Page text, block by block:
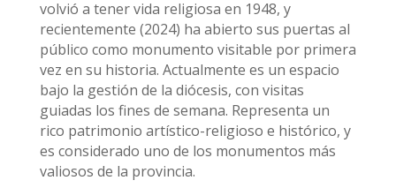
volvió a tener vida religiosa en 1948, y
recientemente (2024) ha abierto sus puertas al
público como monumento visitable por primera
vez en su historia. Actualmente es un espacio
bajo la gestión de la diócesis, con visitas
guiadas los fines de semana. Representa un
rico patrimonio artístico-religioso e histórico, y
es considerado uno de los monumentos más
valiosos de la provincia.